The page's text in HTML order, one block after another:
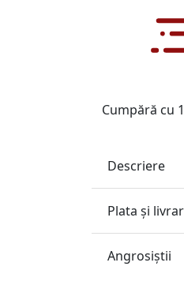
Cumpără cu
Descriere
Plata și
Angrosiştii